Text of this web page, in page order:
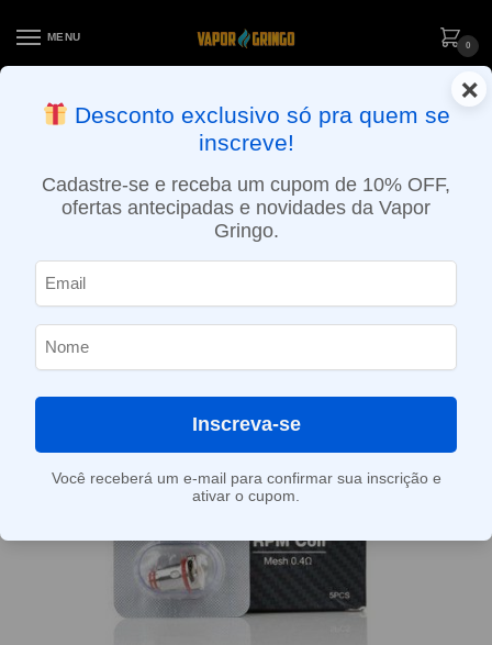
MENU
0
ENTREGA NO MESMO DIA EM SÃO PAULO (SEG A SEX): PEDIDOS
APROVADOS ATÉ 15:30 VIA MOTOBOY
×
Desconto exclusivo só pra quem se
inscreve!
Cadastre-se e receba um cupom de 10% OFF,
ofertas antecipadas e novidades da Vapor
Gringo.
Inscreva-se
Você receberá um e-mail para confirmar sua inscrição e
ativar o cupom.